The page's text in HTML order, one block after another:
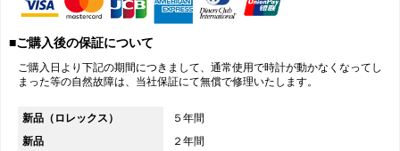
■ご購入後の保証について
ご購入日より下記の期間につきまして、通常使用で時計が動かなくなってし
まった等の自然故障は、当社保証にて無償で修理いたします。
新品（ロレックス）
５年間
新品
２年間